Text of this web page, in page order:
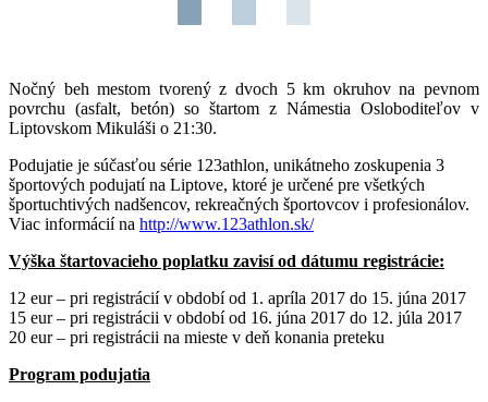
Nočný beh mestom tvorený z dvoch 5 km okruhov na pevnom
povrchu (asfalt, betón) so štartom z Námestia Osloboditeľov v
Liptovskom Mikuláši o 21:30.
Podujatie je súčasťou série 123athlon, unikátneho zoskupenia 3
športových podujatí na Liptove, ktoré je určené pre všetkých
športuchtivých nadšencov, rekreačných športovcov i profesionálov.
Viac informácií na http://www.123athlon.sk/
Výška štartovacieho poplatku zavisí od dátumu registrácie:
12 eur – pri registrácií v období od 1. apríla 2017 do 15. júna 2017
15 eur – pri registrácii v období od 16. júna 2017 do 12. júla 2017
20 eur – pri registrácii na mieste v deň konania preteku
Program podujatia